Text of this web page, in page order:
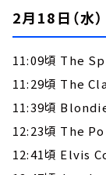
2月18日（水）
11:09頃 The
11:29頃 The
11:39頃
12:23頃 The
12:41頃 Elvis